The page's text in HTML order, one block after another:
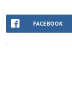
FACEBOOK